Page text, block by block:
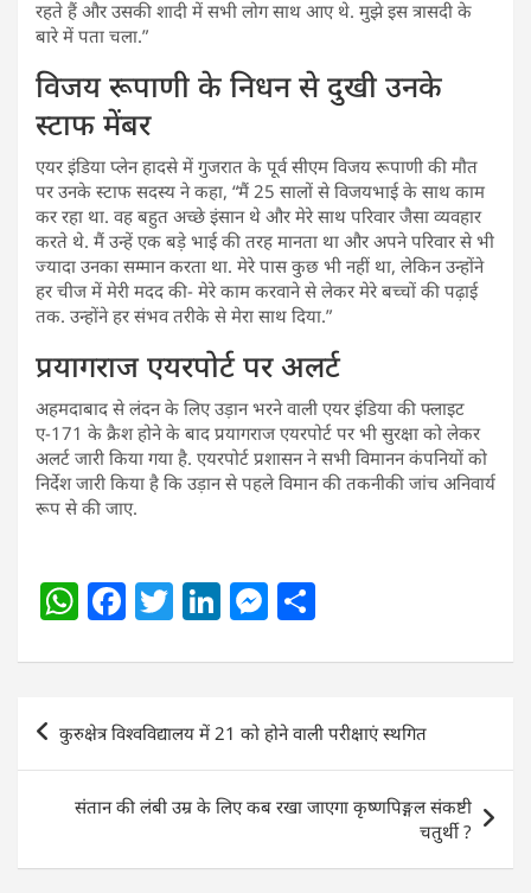
रहते हैं और उसकी शादी में सभी लोग साथ आए थे. मुझे इस त्रासदी के
बारे में पता चला.”
विजय रूपाणी के निधन से दुखी उनके
स्टाफ मेंबर
एयर इंडिया प्लेन हादसे में गुजरात के पूर्व सीएम विजय रूपाणी की मौत
पर उनके स्टाफ सदस्य ने कहा, “मैं 25 सालों से विजयभाई के साथ काम
कर रहा था. वह बहुत अच्छे इंसान थे और मेरे साथ परिवार जैसा व्यवहार
करते थे. मैं उन्हें एक बड़े भाई की तरह मानता था और अपने परिवार से भी
ज्यादा उनका सम्मान करता था. मेरे पास कुछ भी नहीं था, लेकिन उन्होंने
हर चीज में मेरी मदद की- मेरे काम करवाने से लेकर मेरे बच्चों की पढ़ाई
तक. उन्होंने हर संभव तरीके से मेरा साथ दिया.”
प्रयागराज एयरपोर्ट पर अलर्ट
अहमदाबाद से लंदन के लिए उड़ान भरने वाली एयर इंडिया की फ्लाइट
ए-171 के क्रैश होने के बाद प्रयागराज एयरपोर्ट पर भी सुरक्षा को लेकर
अलर्ट जारी किया गया है. एयरपोर्ट प्रशासन ने सभी विमानन कंपनियों को
निर्देश जारी किया है कि उड़ान से पहले विमान की तकनीकी जांच अनिवार्य
रूप से की जाए.
W
at
s
A
p
p
F
c
e
b
o
o
k
T
itt
er
Li
k
e
dI
n
M
ss
e
n
g
er
ar
e
Post
navigation
कुरुक्षेत्र विश्वविद्यालय में 21 को होने वाली परीक्षाएं स्थगित
संतान की लंबी उम्र के लिए कब रखा जाएगा कृष्णपिङ्गल संकष्टी
चतुर्थी ?